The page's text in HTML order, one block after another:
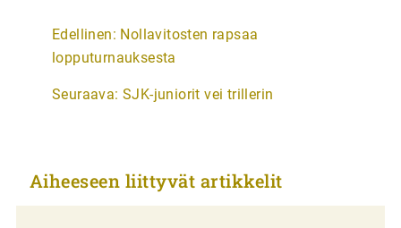
A
r
i
e
Edellinen: Nollavitosten rapsaa
lopputurnauksesta
Seuraava: SJK-juniorit vei trillerin
Aiheeseen liittyvät artikkelit